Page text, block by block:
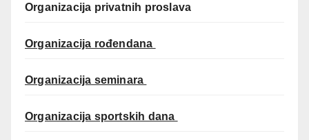
Organizacija privatnih proslava
Organizacija rođendana
Organizacija seminara
Organizacija sportskih dana